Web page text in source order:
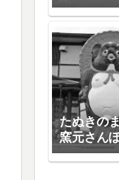
たぬきの
窯元さん